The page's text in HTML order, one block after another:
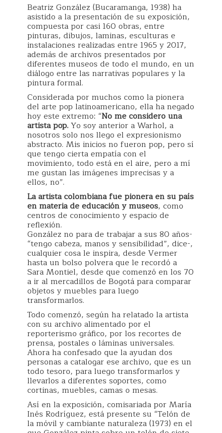
Beatriz González (Bucaramanga, 1938) ha
asistido a la presentación de su exposición,
compuesta por casi 160 obras, entre
pinturas, dibujos, laminas, esculturas e
instalaciones realizadas entre 1965 y 2017,
además de archivos presentados por
diferentes museos de todo el mundo, en un
diálogo entre las narrativas populares y la
pintura formal.
Considerada por muchos como la pionera
del arte pop latinoamericano, ella ha negado
hoy este extremo: “No me considero una
artista pop.Yo soy anterior a Warhol, a
nosotros solo nos llego el expresionismo
abstracto. Mis inicios no fueron pop, pero sí
que tengo cierta empatía con el
movimiento, todo está en el aire, pero a mí
me gustan las imágenes imprecisas y a
ellos, no”.
La artista colombiana fue pionera en su país
en materia de educación y museos, como
centros de conocimiento y espacio de
reflexión.
González no para de trabajar a sus 80 años-
“tengo cabeza, manos y sensibilidad”, dice-,
cualquier cosa le inspira, desde Vermer
hasta un bolso polvera que le recordó a
Sara Montiel, desde que comenzó en los 70
a ir al mercadillos de Bogotá para comparar
objetos y muebles para luego
transformarlos.
Todo comenzó, según ha relatado la artista
con su archivo alimentado por el
reporterismo gráfico, por los recortes de
prensa, postales o láminas universales.
Ahora ha confesado que la ayudan dos
personas a catalogar ese archivo, que es un
todo tesoro, para luego transformarlos y
llevarlos a diferentes soportes, como
cortinas, muebles, camas o mesas.
Así en la exposición, comisariada por María
Inés Rodríguez, está presente su “Telón de
la móvil y cambiante naturaleza (1973) en el